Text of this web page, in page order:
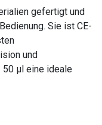
gefertigt und
Sie ist CE-
und
µl eine ideale